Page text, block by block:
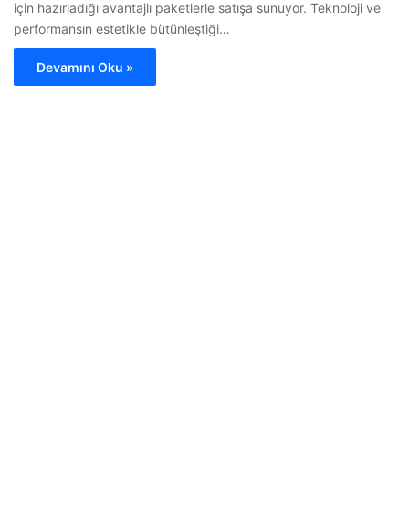
için hazırladığı avantajlı paketlerle satışa sunuyor. Teknoloji ve
performansın estetikle bütünleştiği…
Devamını Oku »